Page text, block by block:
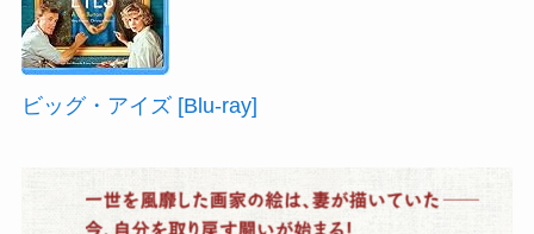
ビッグ・アイズ [Blu-ray]